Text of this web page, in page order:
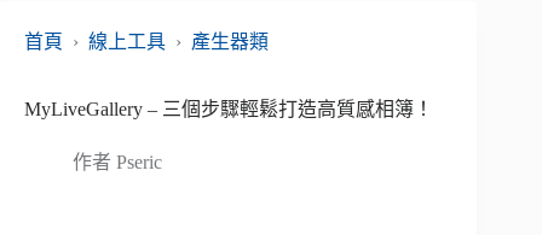
首頁
› 線上工具 › 產生器類
MyLiveGallery – 三個步驟輕鬆打造高質感相簿！
作者 Pseric